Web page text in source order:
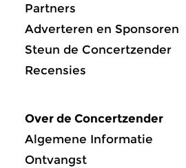
Partners
Adverteren en Sponsoren
Steun de Concertzender
Recensies
Over de Concertzender
Algemene Informatie
Ontvangst